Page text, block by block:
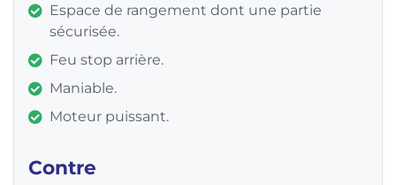
Espace de rangement dont une partie
sécurisée.
Feu stop arrière.
Maniable.
Moteur puissant.
Contre